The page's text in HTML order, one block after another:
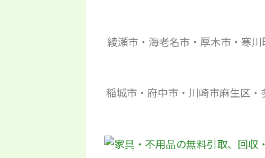
綾瀬市・海老名市・厚木市・寒
稲城市・府中市・川崎市麻生区